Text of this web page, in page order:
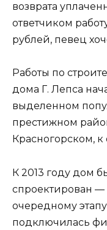
возврата
ответчиком
рублей, певец
Работы по
дома Г. Лепса
выделенном
престижном
Красногорском, к
К 2013 году дом
спроектирован —
очередному
подключилась